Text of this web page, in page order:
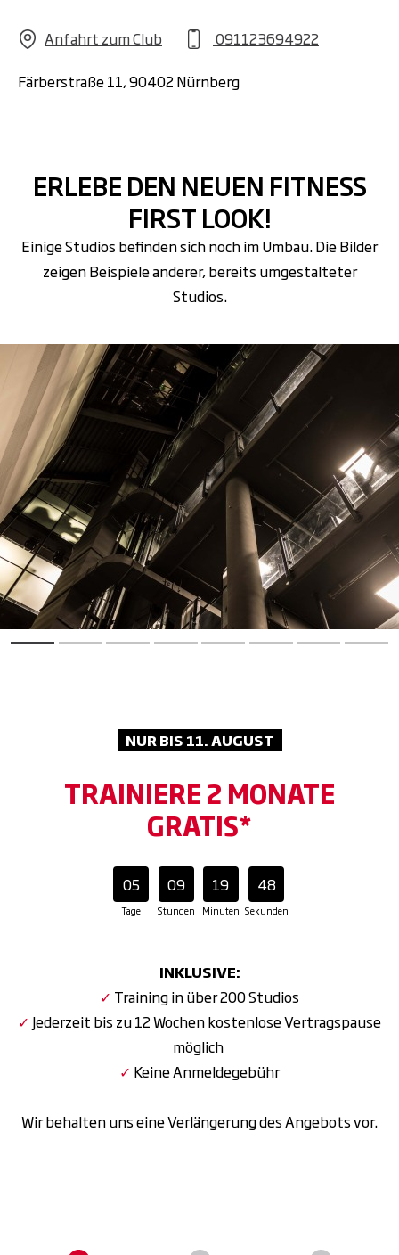
Anfahrt zum Club
091123694922
Färberstraße 11, 90402 Nürnberg
ERLEBE DEN NEUEN FITNESS
FIRST LOOK!
Einige Studios befinden sich noch im Umbau. Die Bilder
zeigen Beispiele anderer, bereits umgestalteter
Studios.
NUR BIS 11. AUGUST
TRAINIERE 2 MONATE
GRATIS*
05
Tage
09
Stunden
19
Minuten
47
Sekunden
INKLUSIVE:
✓ Training in über 200 Studios
✓ Jederzeit bis zu 12 Wochen kostenlose Vertragspause
möglich
✓ Keine Anmeldegebühr
Wir behalten uns eine Verlängerung des Angebots vor.